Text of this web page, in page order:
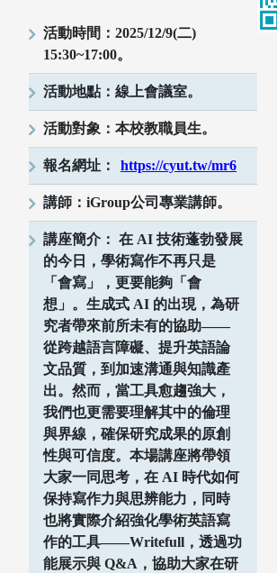
活動時間：2025/12/9(二)
15:30~17:00。
活動地點：線上會議室。
活動對象：本校教職員生。
報名網址： https://cyut.tw/mr6
講師：iGroup公司專業講師。
講座簡介： 在 AI 技術蓬勃發展
的今日，學術寫作不再只是
「會寫」，更要能夠「會
想」。生成式 AI 的出現，為研
究者帶來前所未有的協助——
從跨越語言障礙、提升英語論
文品質，到加速溝通與知識產
出。然而，當工具愈趨強大，
我們也更需要理解其中的倫理
與界線，確保研究成果的原創
性與可信度。本場講座將帶領
大家一同思考，在 AI 時代如何
保持寫作力與思辨能力，同時
也將實際介紹強化學術英語寫
作的工具——Writefull，透過功
能展示與 Q&A，協助大家在研